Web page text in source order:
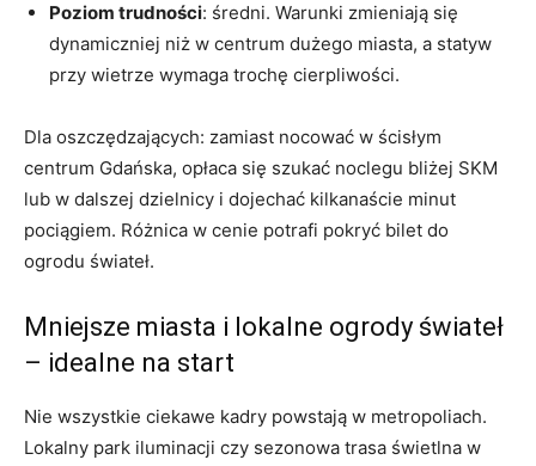
Poziom trudności: średni. Warunki zmieniają się
dynamiczniej niż w centrum dużego miasta, a statyw
przy wietrze wymaga trochę cierpliwości.
Dla oszczędzających: zamiast nocować w ścisłym
centrum Gdańska, opłaca się szukać noclegu bliżej SKM
lub w dalszej dzielnicy i dojechać kilkanaście minut
pociągiem. Różnica w cenie potrafi pokryć bilet do
ogrodu świateł.
Mniejsze miasta i lokalne ogrody świateł
– idealne na start
Nie wszystkie ciekawe kadry powstają w metropoliach.
Lokalny park iluminacji czy sezonowa trasa świetlna w